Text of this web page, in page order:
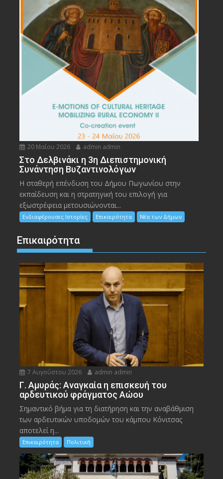
20 Μαΐου 2026 admin admin
Στο Δελβινάκι η 3η Διεπιστημονική
Συνάντηση Βυζαντινολόγων
Η σταθερή επένδυση του Δήμου Πωγωνίου στην
εκπαίδευση και η στρατηγική του επιλογή για
εξωστρέφεια μετουσιώνονται...
Ενδιαφέρουσες Ιστορίες Επικαιρότητα Νέα των Δήμων
Επικαιρότητα
7 Αυγούστου 2026 admin admin
Γ. Αμυράς: Αναγκαία η επισκευή του
αρδευτικού φράγματος Αώου
Σημαντικό βήμα για τη διατήρηση και την αναβάθμιση
των αρδευτικών υποδομών του κάμπου Κόνιτσας
αποτελεί η...
Επικαιρότητα Πολιτική